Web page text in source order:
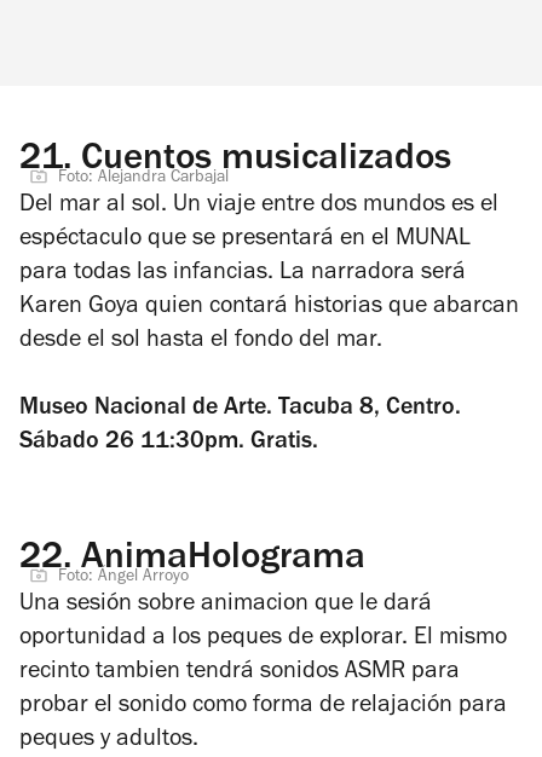
21.Cuentos musicalizados
Foto: Alejandra Carbajal
Del mar al sol. Un viaje entre dos mundos es el
espéctaculo que se presentará en el MUNAL
para todas las infancias. La narradora será
Karen Goya quien contará historias que abarcan
desde el sol hasta el fondo del mar.
Museo Nacional de Arte. Tacuba 8, Centro.
Sábado 26 11:30pm. Gratis.
22.AnimaHolograma
Foto: Ángel Arroyo
Una sesión sobre animacion que le dará
oportunidad a los peques de explorar. El mismo
recinto tambien tendrá sonidos ASMR para
probar el sonido como forma de relajación para
peques y adultos.